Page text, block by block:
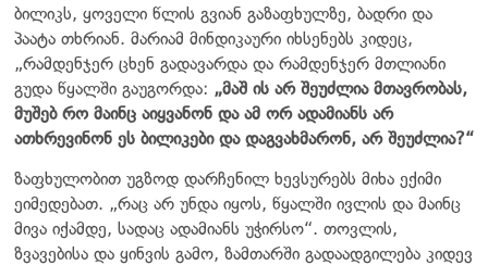
ბილიკს, ყოველი წლის გვიან გაზაფხულზე, ბადრი და
პაატა თხრიან. მარიამ მინდიკაური იხსენებს კიდეც,
„რამდენჯერ ცხენ გადავარდა და რამდენჯერ მთლიანი
გუდა წყალში გაუგორდა: „მაშ ის არ შეუძლია მთავრობას,
მუშებ რო მაინც აიყვანონ და ამ ორ ადამიანს არ
ათხრევინონ ეს ბილიკები და დაგვახმარონ, არ შეუძლია?“
ზაფხულობით უგზოდ დარჩენილ ხევსურებს მიხა ექიმი
ეიმედებათ. „რაც არ უნდა იყოს, წყალში ივლის და მაინც
მივა იქამდე, სადაც ადამიანს უჭირსო“. თოვლის,
ზვავებისა და ყინვის გამო, ზამთარში გადაადგილება კიდევ